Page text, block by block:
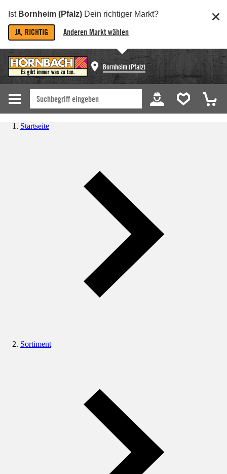
Ist Bornheim (Pfalz) Dein richtiger Markt?
JA, RICHTIG Anderen Markt wählen
Bornheim (Pfalz)
Startseite
Sortiment